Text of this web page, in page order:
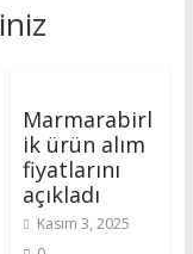
Marmarabirl
ik ürün alım
fiyatlarını
açıkladı
Kasım 3, 2025